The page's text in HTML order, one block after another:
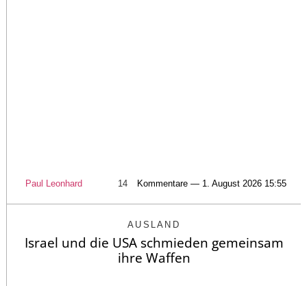
Paul Leonhard 14 Kommentare — 1. August 2026 15:55
AUSLAND
Israel und die USA schmieden gemeinsam
ihre Waffen